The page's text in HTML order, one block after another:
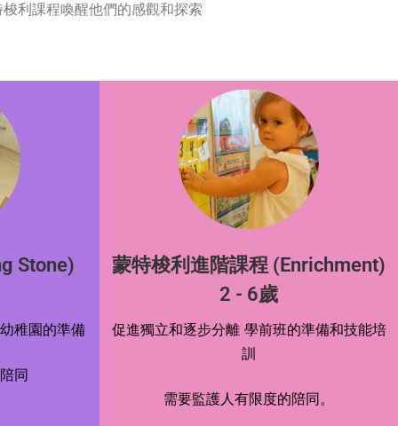
利課程喚醒他們的感觀和探索
Stone)
稚園的準備
同
蒙特梭利進階課程 (Enrichment)
2 - 6歲
促進獨立和逐步分離 學前班的準備和技能培
訓
需要監護人有限度的陪同。